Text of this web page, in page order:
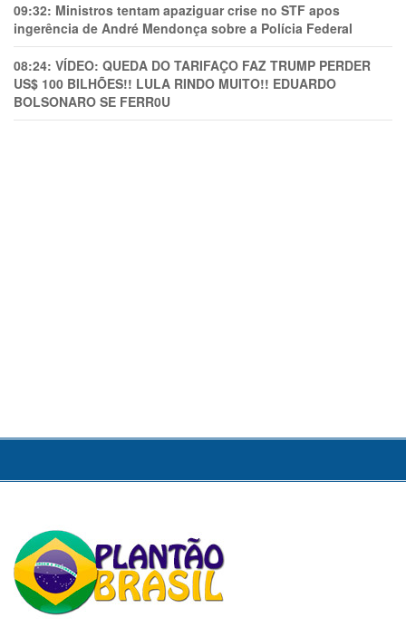
09:32: Ministros tentam apaziguar crise no STF apos
ingerência de André Mendonça sobre a Polícia Federal
08:24: VÍDEO: QUEDA DO TARIFAÇO FAZ TRUMP PERDER
US$ 100 BILHÕES!! LULA RINDO MUITO!! EDUARDO
BOLSONARO SE FERR0U